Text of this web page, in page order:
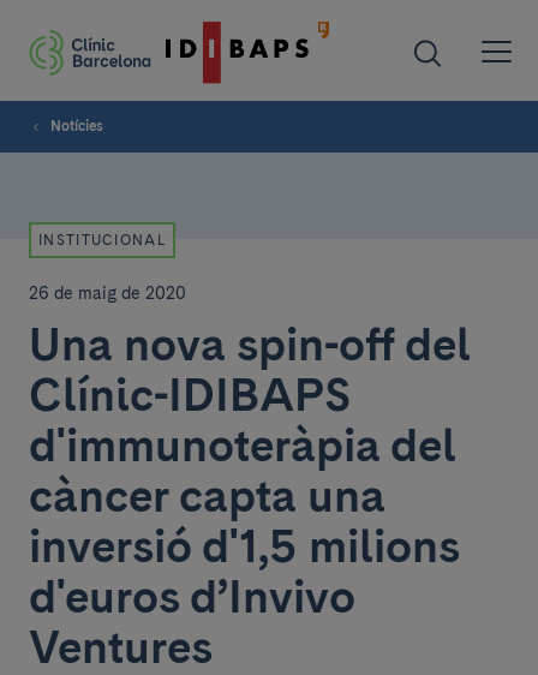
Notícies
INSTITUCIONAL
26 de maig de 2020
Una nova spin-off del
Clínic-IDIBAPS
d'immunoteràpia del
càncer capta una
inversió d'1,5 milions
d'euros d’Invivo
Ventures